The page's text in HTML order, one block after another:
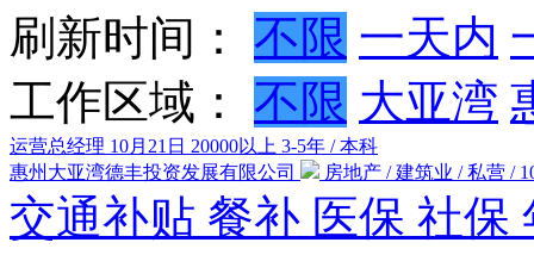
刷新时间：
不限 一天内
工作区域：
不限 大亚湾
运营总经理 10月21日 20000以上 3-5年 / 本科
惠州大亚湾德丰投资发展有限公司
房地产 / 建筑业 / 私营 /
交通补贴 餐补 医保 社保